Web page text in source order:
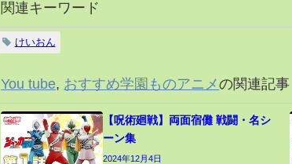
関連キーワード
けいおん
You tube, おすすめ学園ものアニメの関連記事
【呪術廻戦】両面宿儺 戦闘・名シ
ーン集
2024年12月4日